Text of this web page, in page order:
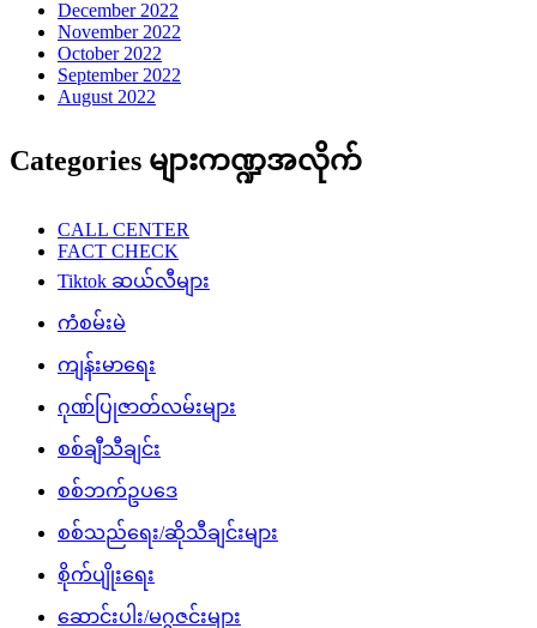
December 2022
November 2022
October 2022
September 2022
August 2022
Categories များကဏ္ဍအလိုက်
CALL CENTER
FACT CHECK
Tiktok ဆယ်လီများ
ကံစမ်းမဲ
ကျန်းမာရေး
ဂုဏ်ပြုဇာတ်လမ်းများ
စစ်ချီသီချင်း
စစ်ဘက်ဥပဒေ
စစ်သည်ရေး/ဆိုသီချင်းများ
စိုက်ပျိုးရေး
ဆောင်းပါး/မဂ္ဂဇင်းများ